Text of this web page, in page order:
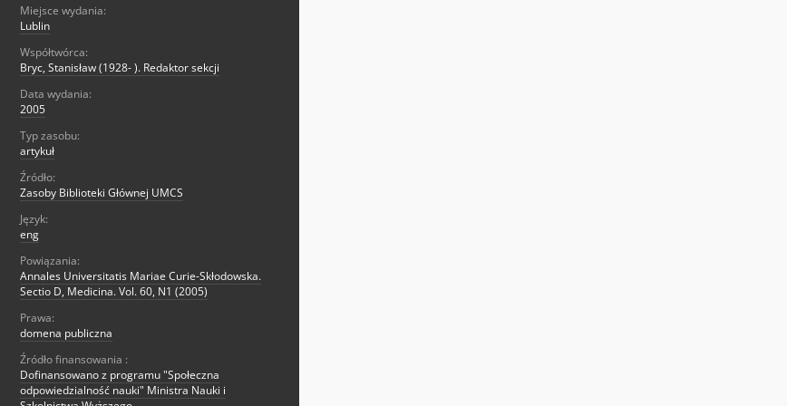
Miejsce wydania:
Lublin
Współtwórca:
Bryc, Stanisław (1928- ). Redaktor sekcji
Data wydania:
2005
Typ zasobu:
artykuł
Źródło:
Zasoby Biblioteki Głównej UMCS
Język:
eng
Powiązania:
Annales Universitatis Mariae Curie-Skłodowska.
Sectio D, Medicina. Vol. 60, N1 (2005)
Prawa:
domena publiczna
Źródło finansowania :
Dofinansowano z programu "Społeczna
odpowiedzialność nauki" Ministra Nauki i